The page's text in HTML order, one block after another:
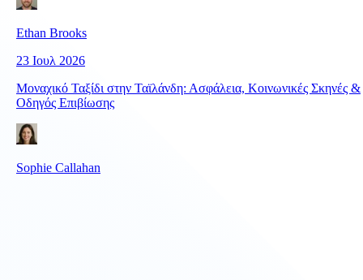
Ethan Brooks
23 Ιουλ 2026
Μοναχικό Ταξίδι στην Ταϊλάνδη: Ασφάλεια, Κοινωνικές Σκηνές &
Οδηγός Επιβίωσης
Sophie Callahan